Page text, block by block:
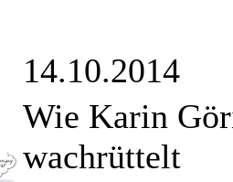
14.10.2014
Wie Karin
wachrüttelt